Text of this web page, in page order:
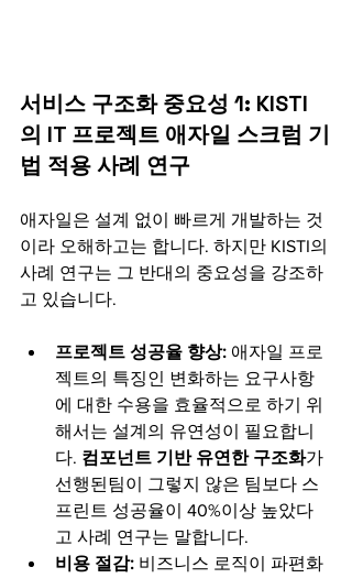
서비스 구조화 중요성 1: KISTI
의 IT 프로젝트 애자일 스크럼 기
법 적용 사례 연구
애자일은 설계 없이 빠르게 개발하는 것
이라 오해하고는 합니다. 하지만 KISTI의
사례 연구는 그 반대의 중요성을 강조하
고 있습니다.
프로젝트 성공율 향상: 애자일 프로
젝트의 특징인 변화하는 요구사항
에 대한 수용을 효율적으로 하기 위
해서는 설계의 유연성이 필요합니
다. 컴포넌트 기반 유연한 구조화가
선행된팀이 그렇지 않은 팀보다 스
프린트 성공율이 40%이상 높았다
고 사례 연구는 말합니다.
비용 절감: 비즈니스 로직이 파편화